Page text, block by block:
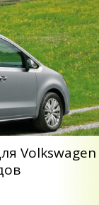
Volkswagen